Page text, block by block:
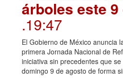
árboles este
.19:47
El Gobierno de México anuncia
primera Jornada Nacional de
iniciativa sin precedentes que
domingo 9 de agosto de forma